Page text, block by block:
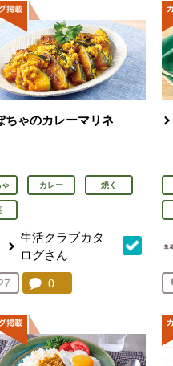
ちゃのカレーマリネ
カレー 焼く
生活クラブカタ
ログさん
気に入り登録：
人が登録
コメント：
0件。コメントを見る。